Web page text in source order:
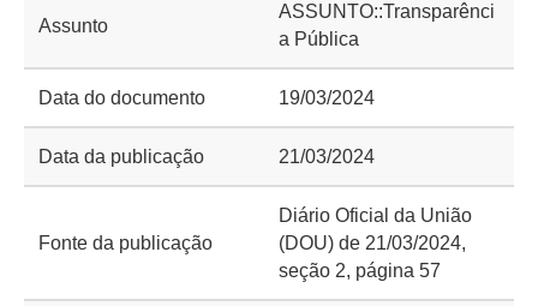
Assunto
ASSUNTO::Transparênci
a Pública
Data do documento 19/03/2024
Data da publicação 21/03/2024
Fonte da publicação
Diário Oficial da União
(DOU) de 21/03/2024,
seção 2, página 57